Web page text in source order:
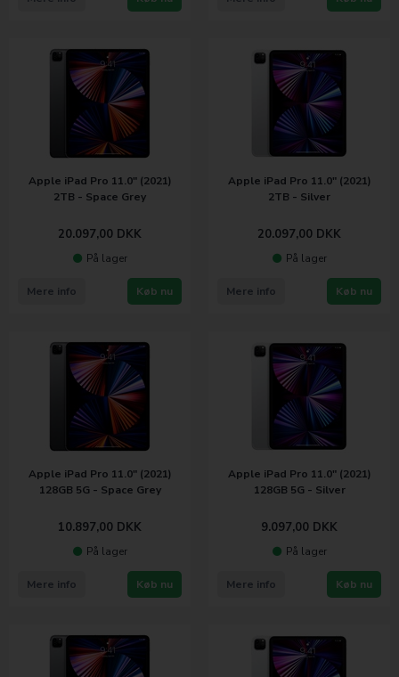
Apple iPad Pro 11.0" (2021)
2TB - Space Grey
20.097,00 DKK
På lager
Køb nu
Mere info
Apple iPad Pro 11.0" (2021)
2TB - Silver
20.097,00 DKK
På lager
Køb nu
Mere info
Apple iPad Pro 11.0" (2021)
128GB 5G - Space Grey
10.897,00 DKK
På lager
Køb nu
Mere info
Apple iPad Pro 11.0" (2021)
128GB 5G - Silver
9.097,00 DKK
På lager
Køb nu
Mere info